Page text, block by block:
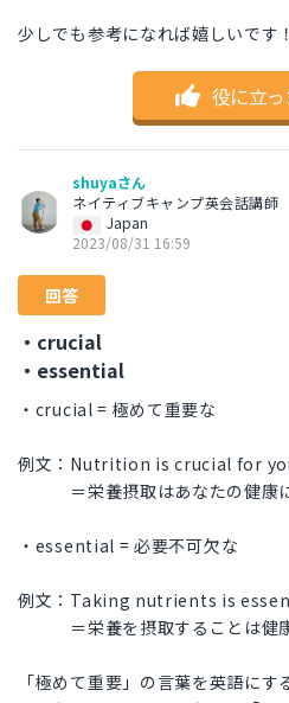
少しでも参考になれば嬉しいです！
役に立
shuyaさん
ネイティブキャンプ英会話講師
Japan
2023/08/31 16:59
回答
・crucial
・essential
・crucial = 極めて重要な
例文：Nutrition is crucial for
＝栄養摂取はあなたの健康に
・essential = 必要不可欠な
例文：Taking nutrients is
＝栄養を摂取することは健康
「極めて重要」の言葉を英語に